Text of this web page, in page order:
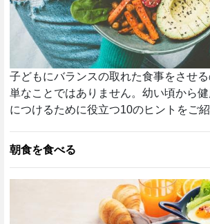
子どもにバランスの取れた食事をさせ
単なことではありません。幼い頃から
につけるために役立つ10のヒントをご紹
朝食を食べる